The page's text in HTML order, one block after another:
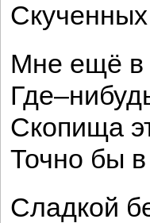
Мне ещё в
Скопища
Точно бы
Сладкой